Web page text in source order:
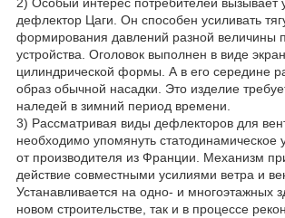
2) Особый интерес потребителей вызывает
дефлектор Цаги. Он способен усиливать
формирования давлений разной величины
устройства. Оголовок выполнен в виде
цилиндрической формы. А в его середине
образ обычной насадки. Это изделие
наледей в зимний период времени.
3) Рассматривая виды дефлекторов для
необходимо упомянуть статодинамическое
от производителя из Франции. Механизм
действие совместными усилиями ветра и
Устанавливается на одно- и многоэтажных
новом строительстве, так и в процессе